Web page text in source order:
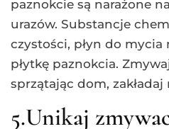
paznokcie są narażone
urazów. Substancje
czystości, płyn do mycia
płytkę paznokcia.
sprzątając dom, zakładaj
5.Unikaj